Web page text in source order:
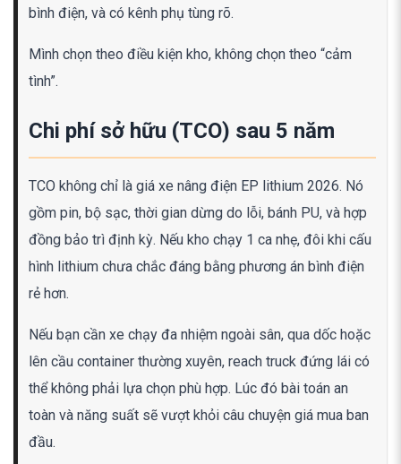
bình điện, và có kênh phụ tùng rõ.
Mình chọn theo điều kiện kho, không chọn theo “cảm
tình”.
Chi phí sở hữu (TCO) sau 5 năm
TCO không chỉ là giá xe nâng điện EP lithium 2026. Nó
gồm pin, bộ sạc, thời gian dừng do lỗi, bánh PU, và hợp
đồng bảo trì định kỳ. Nếu kho chạy 1 ca nhẹ, đôi khi cấu
hình lithium chưa chắc đáng bằng phương án bình điện
rẻ hơn.
Nếu bạn cần xe chạy đa nhiệm ngoài sân, qua dốc hoặc
lên cầu container thường xuyên, reach truck đứng lái có
thể không phải lựa chọn phù hợp. Lúc đó bài toán an
toàn và năng suất sẽ vượt khỏi câu chuyện giá mua ban
đầu.